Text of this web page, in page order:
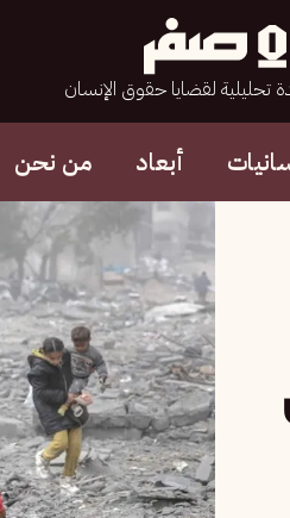
تحليلية لقضايا حقوق الإنسان
أبعاد من نحن